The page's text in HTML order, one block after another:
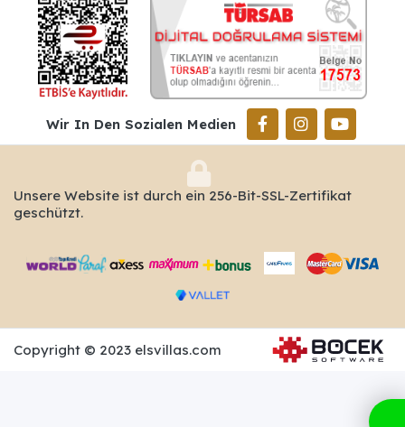
Wir In Den Sozialen Medien
Unsere Website ist durch ein 256-Bit-SSL-Zertifikat
geschützt.
Copyright © 2023 elsvillas.com